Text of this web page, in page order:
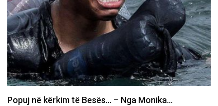
Popuj në kërkim të Besës… – Nga Monika…